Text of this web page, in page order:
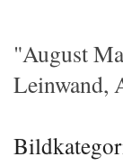
"August
Leinwand,